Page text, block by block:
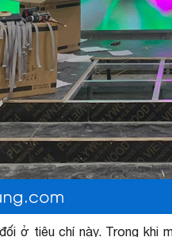
ở tiêu chí này. Trong khi